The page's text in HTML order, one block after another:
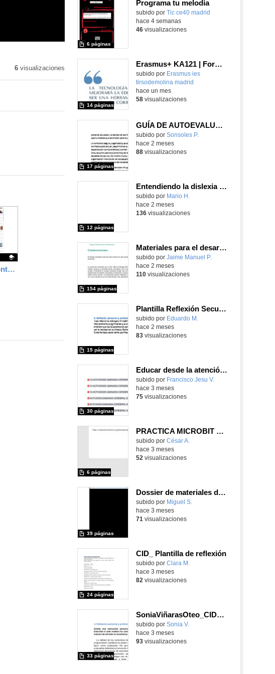
6visualizaciones
Evidencia Fundamental Contenido: Presentación FOPP TEMA 3- TU Y LOS DEMAS
Programa tu melodía
subido por Tic ce40 madrid
6 páginas
hace 4 semanas
46visualizaciones
Erasmus+ KA121 | Formación del profesorado | ChatGPT and Basic AI Tools | Split 2024
Contenido educativo.
subido por Erasmus ies
tirsodemolina madrid
14 páginas
hace un mes
58visualizaciones
GUÍA DE AUTOEVALUACIÓN Rol del personal educador como acompañantes del juego
Contenido educativo.
subido por Sonsoles P.
17 páginas
hace 2 meses
88visualizaciones
Entendiendo la dislexia · Manual para padres y madres (V.2.0)
Contenido educativo.
subido por Mario H.
12 páginas
hace 2 meses
136visualizaciones
Materiales para el desarrollo de los Sentidos Matemáticos
Contenido educativo.
subido por Jaime Manuel P.
154 páginas
hace 2 meses
110visualizaciones
Plantilla Reflexión Secundaria
Contenido educativo.
subido por Eduardo M.
15 páginas
hace 2 meses
83visualizaciones
Educar desde la atención: bienestar docente y mejora de la atención del alumnado
Contenido educativo.
subido por Francisco Jesu V.
30 páginas
hace 3 meses
75visualizaciones
PRACTICA MICROBIT SENSOR DE RUIDO CON SERVOMOTOR
Contenido educativo.
subido por César A.
6 páginas
hace 3 meses
52 visualizaciones
Dossier de materiales del seminario "Integrando la IA en la labor docente"
Contenido educativo.
subido por Miguel S.
39 páginas
hace 3 meses
71 visualizaciones
CID_ Plantilla de reflexión
subido por Clara M.
24 páginas
hace 3 meses
82 visualizaciones
SoniaViñarasOteo_CID_Grupo 11_Plantilla de reflexion
subido por Sonia V.
33 páginas
hace 3 meses
93visualizaciones